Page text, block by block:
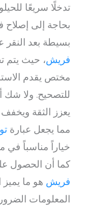
تدخلًا سريعًا
بحاجة إلى
بسيطة بعد النقر
فريش، حيث يتم
مختص يقدم
للتصحيح. ولا شك
يعزز الثقة
مما يجعل عبارة
خياراً مناسباً في
كما أن الحصول
فريش هو ما
المعلومات